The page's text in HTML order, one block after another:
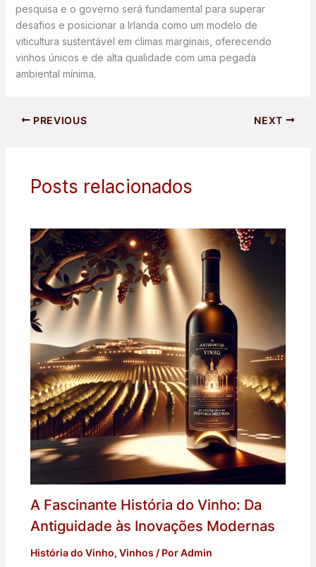
pesquisa e o governo será fundamental para superar
desafios e posicionar a Irlanda como um modelo de
viticultura sustentável em climas marginais, oferecendo
vinhos únicos e de alta qualidade com uma pegada
ambiental mínima.
PREVIOUS NEXT
Posts relacionados
A Fascinante História do Vinho: Da
Antiguidade às Inovações Modernas
História do Vinho, Vinhos / PorAdmin